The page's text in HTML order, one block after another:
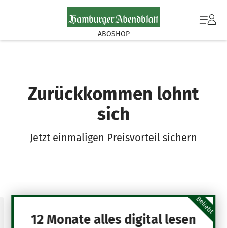
ABOSHOP
Zurückkommen lohnt
sich
Jetzt einmaligen Preisvorteil sichern
Beliebt
12 Monate alles digital lesen